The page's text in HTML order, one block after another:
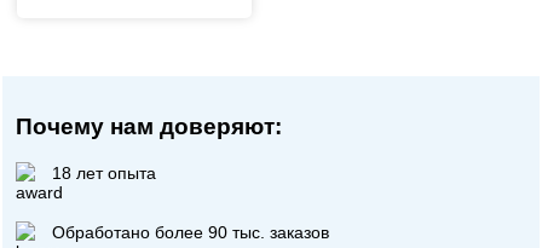
Почему нам доверяют:
18 лет опыта
Обработано более 90 тыс. заказов